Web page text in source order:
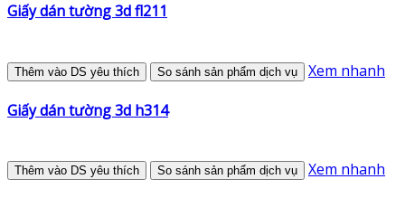
Giấy dán tường 3d fl211
Thêm vào DS yêu thích So sánh sản phẩm dịch vụ Xem nhanh
Giấy dán tường 3d h314
Thêm vào DS yêu thích So sánh sản phẩm dịch vụ Xem nhanh